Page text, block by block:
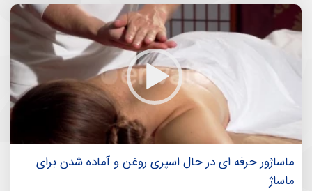
ماساژور حرفه ای در حال اسپری روغن و آماده شدن برای
ماساژ